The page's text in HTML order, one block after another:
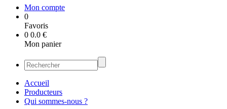
Mon compte
0
Favoris
0 0.0 €
Mon panier
Accueil
Producteurs
Qui sommes-nous ?